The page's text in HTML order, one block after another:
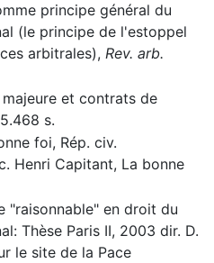
principe général du
(le principe de l'estoppel
arbitrales), Rev. arb.
majeure et contrats de
s.
foi, Rép. civ.
Henri Capitant, La bonne
"raisonnable" en droit du
Thèse Paris II, 2003 dir. D.
le site de la Pace